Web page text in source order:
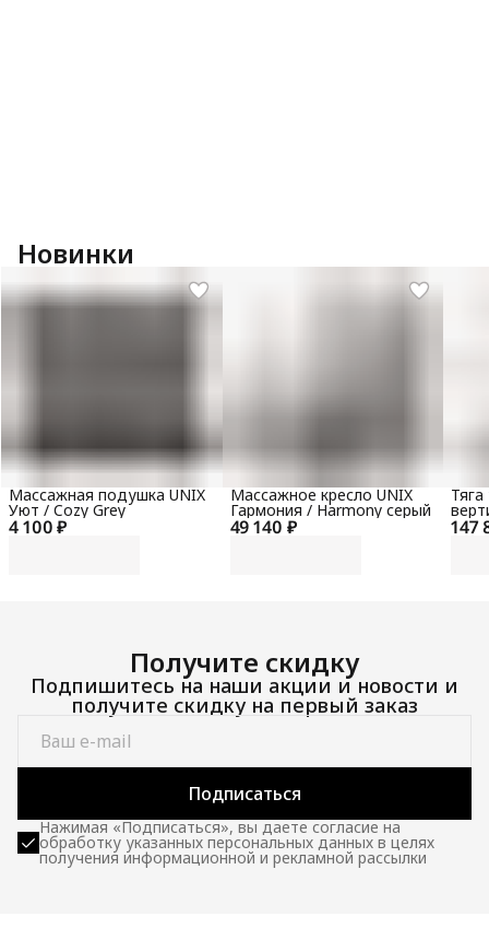
Новинки
4 100 ₽
Массажная подушка UNIX
Уют / Cozy Grey
49 140 ₽
Массажное кресло UNIX
Гармония / Harmony серый
147
100
Получите скидку
Подпишитесь на наши акции и новости и
получите скидку на первый заказ
Подписаться
Нажимая «Подписаться», вы даете согласие на
обработку указанных персональных данных в целях
получения информационной и рекламной рассылки